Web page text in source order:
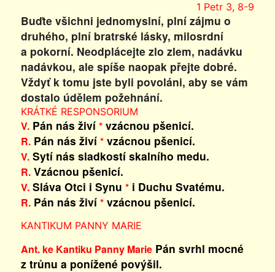
1 Petr 3, 8-9
Buďte všichni jednomyslní, plní zájmu o
druhého, plní bratrské lásky, milosrdní
a pokorní. Neodplácejte zlo zlem, nadávku
nadávkou, ale spíše naopak přejte dobré.
Vždyť k tomu jste byli povoláni, aby se vám
dostalo údělem požehnání.
KRÁTKÉ RESPONSORIUM
V.Pán nás živí *vzácnou pšenicí.
R.Pán nás živí *vzácnou pšenicí.
V.Sytí nás sladkostí skalního medu.
R.Vzácnou pšenicí.
V.Sláva Otci i Synu *i Duchu Svatému.
R.Pán nás živí *vzácnou pšenicí.
KANTIKUM PANNY MARIE
Ant. ke Kantiku Panny Marie Pán svrhl mocné
z trůnu a ponížené povýšil.